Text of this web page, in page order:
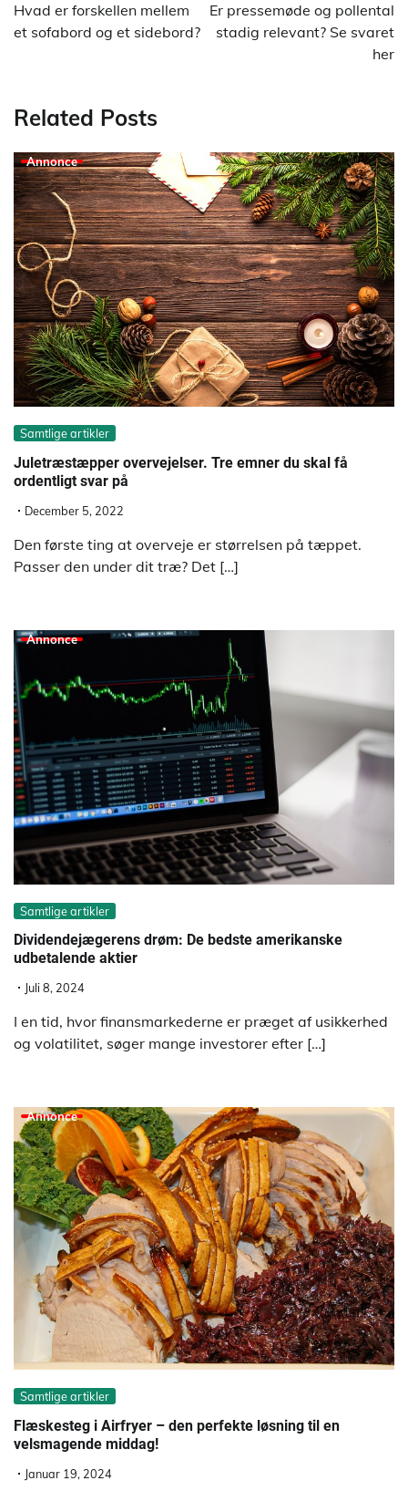
Hvad er forskellen mellem
et sofabord og et sidebord?
Er pressemøde og pollental
stadig relevant? Se svaret
her
Related Posts
Annonce
Samtlige artikler
Juletræstæpper overvejelser. Tre emner du skal få
ordentligt svar på
December 5, 2022
Den første ting at overveje er størrelsen på tæppet.
Passer den under dit træ? Det […]
Annonce
Samtlige artikler
Dividendejægerens drøm: De bedste amerikanske
udbetalende aktier
Juli 8, 2024
I en tid, hvor finansmarkederne er præget af usikkerhed
og volatilitet, søger mange investorer efter […]
Annonce
Samtlige artikler
Flæskesteg i Airfryer – den perfekte løsning til en
velsmagende middag!
Januar 19, 2024